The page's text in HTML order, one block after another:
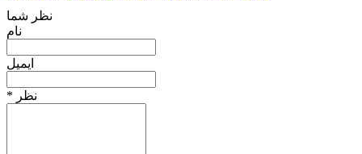
نظر شما
نام
ایمیل
* نظر